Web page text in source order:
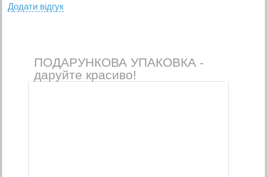
Додати вiдгук
ПОДАРУНКОВА УПАКОВКА -
даруйте красиво!